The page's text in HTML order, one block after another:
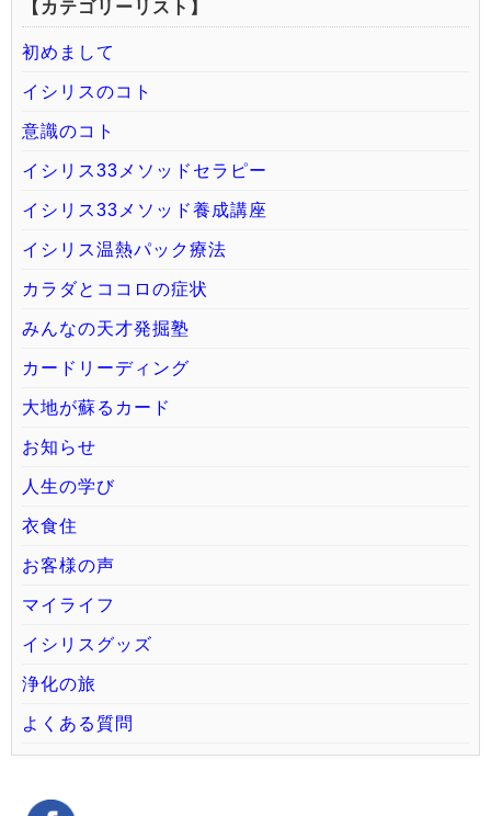
【カテゴリーリスト】
初めまして
イシリスのコト
意識のコト
イシリス33メソッドセラピー
イシリス33メソッド養成講座
イシリス温熱パック療法
カラダとココロの症状
みんなの天才発掘塾
カードリーディング
大地が蘇るカード
お知らせ
人生の学び
衣食住
お客様の声
マイライフ
イシリスグッズ
浄化の旅
よくある質問